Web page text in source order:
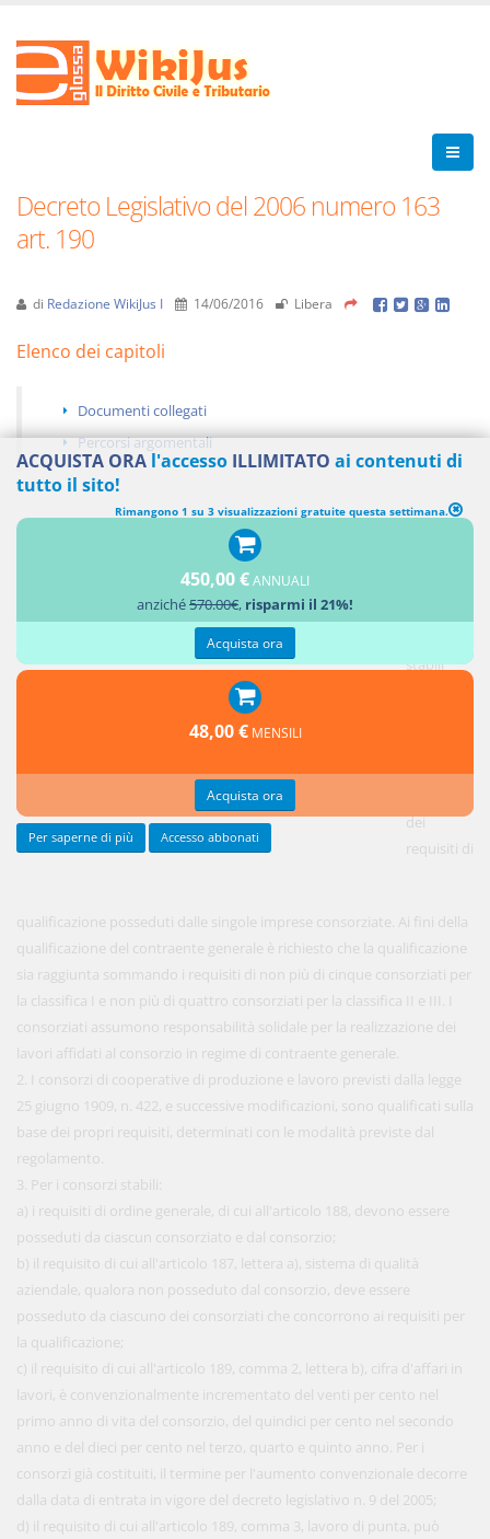
Decreto Legislativo del 2006 numero 163
art. 190
di Redazione WikiJus I 14/06/2016 Libera
Elenco dei capitoli
Documenti collegati
Percorsi argomentali
(abrogato) CONSORZI STABILI E CONSORZI DI COOPERATIVE
20-sexies, d.lgs. n. 190/2002 aggiunto dall'art. 1, d.lgs. n. 9/2005)
stabili
della
dei
requisiti di
qualificazione posseduti dalle singole imprese consorziate. Ai fini della
qualificazione del contraente generale è richiesto che la qualificazione
sia raggiunta sommando i requisiti di non più di cinque consorziati per
la classifica I e non più di quattro consorziati per la classifica II e III. I
consorziati assumono responsabilità solidale per la realizzazione dei
lavori affidati al consorzio in regime di contraente generale.
2. I consorzi di cooperative di produzione e lavoro previsti dalla legge
25 giugno 1909, n. 422, e successive modificazioni, sono qualificati sulla
base dei propri requisiti, determinati con le modalità previste dal
regolamento.
3. Per i consorzi stabili:
a) i requisiti di ordine generale, di cui all'articolo 188, devono essere
posseduti da ciascun consorziato e dal consorzio;
b) il requisito di cui all'articolo 187, lettera a), sistema di qualità
aziendale, qualora non posseduto dal consorzio, deve essere
posseduto da ciascuno dei consorziati che concorrono ai requisiti per
la qualificazione;
c) il requisito di cui all'articolo 189, comma 2, lettera b), cifra d'affari in
lavori, è convenzionalmente incrementato del venti per cento nel
primo anno di vita del consorzio, del quindici per cento nel secondo
anno e del dieci per cento nel terzo, quarto e quinto anno. Per i
consorzi già costituiti, il termine per l'aumento convenzionale decorre
dalla data di entrata in vigore del decreto legislativo n. 9 del 2005;
d) il requisito di cui all'articolo 189, comma 3, lavoro di punta, può
ACQUISTA ORA l'accesso ILLIMITATO ai contenuti di
tutto il sito!
Rimangono 1 su 3 visualizzazioni gratuite questa settimana.
450,00 €ANNUALI
anziché570.00€, risparmi il 21%!
Acquista ora
48,00 € MENSILI
Acquista ora
Per saperne di più Accesso abbonati